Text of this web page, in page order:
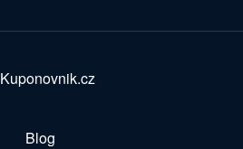
Kuponovnik.cz
Blog